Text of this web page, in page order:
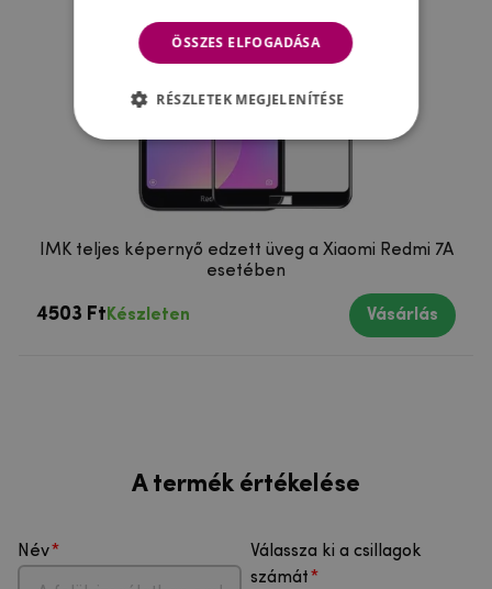
IMK teljes képernyő edzett üveg a Xiaomi Redmi 7A
esetében
4503 Ft Készleten Vásárlás
A termék értékelése
Név
Válassza ki a csillagok
számát
ÖSSZES ELFOGADÁSA
RÉSZLETEK MEGJELENÍTÉSE